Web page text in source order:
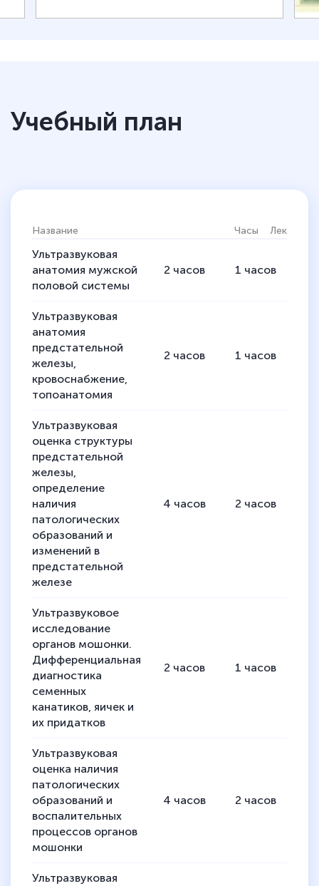
Учебный план
Название Часы Лекции
Ультразвуковая
анатомия мужской
половой системы
2 часов 1 часов
Ультразвуковая
анатомия
предстательной
железы,
кровоснабжение,
топоанатомия
2 часов 1 часов
Ультразвуковая
оценка структуры
предстательной
железы,
определение
наличия
патологических
образований и
изменений в
предстательной
железе
4 часов 2 часов
Ультразвуковое
исследование
органов мошонки.
Дифференциальная
диагностика
семенных
канатиков, яичек и
их придатков
2 часов 1 часов
Ультразвуковая
оценка наличия
патологических
образований и
воспалительных
процессов органов
мошонки
4 часов 2 часов
Ультразвуковая